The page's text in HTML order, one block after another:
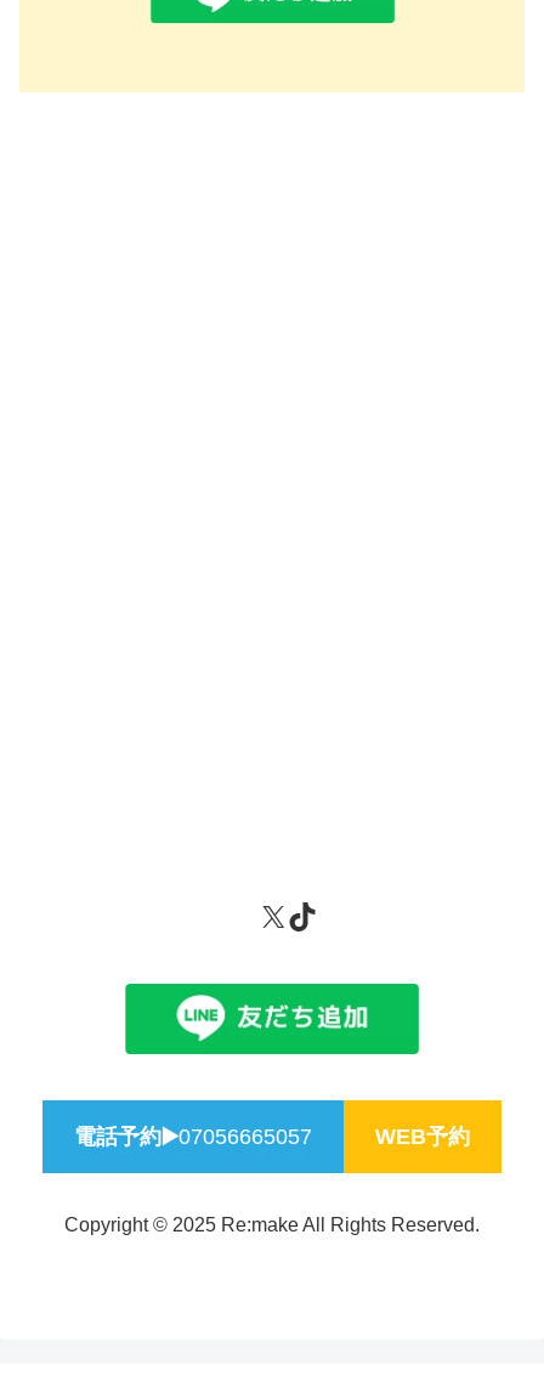
X TikTok
電話予約▶️07056665057 WEB予約
Copyright © 2025 Re:make All Rights Reserved.